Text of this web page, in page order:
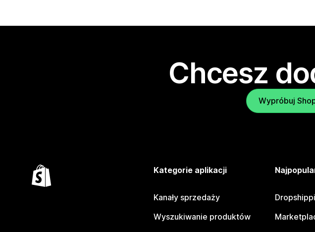
Chcesz
Wypróbuj
Kategorie aplikacji
Kanały sprzedaży
Wyszukiwanie produktów